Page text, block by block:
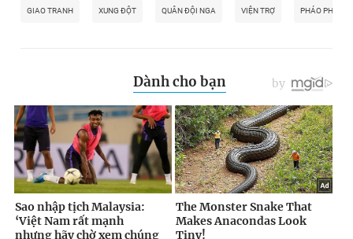
GIAO TRANH XUNG ĐỘT QUÂN ĐỘI NGA VIỆN TRỢ PHÁO PHẢN